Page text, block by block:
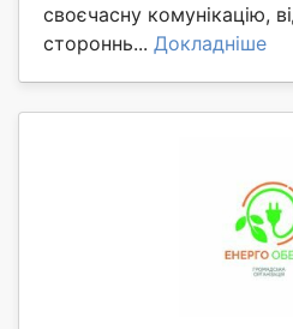
своєчасну комунікацію,
стороннь... Докладніше